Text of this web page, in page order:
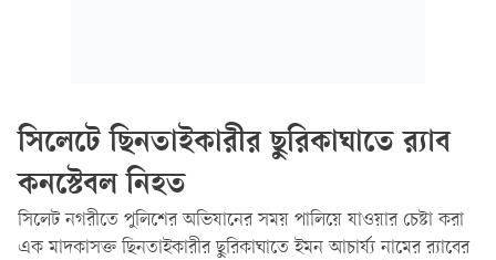
সিলেটে ছিনতাইকারীর ছুরিকাঘাতে র‍্যাব
কনস্টেবল নিহত
সিলেট নগরীতে পুলিশের অভিযানের সময় পালিয়ে যাওয়ার চেষ্টা করা
এক মাদকাসক্ত ছিনতাইকারীর ছুরিকাঘাতে ইমন আচার্য্য নামের র‍্যাবের